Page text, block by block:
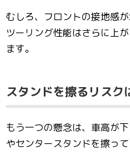
むしろ、フロントの接地感
ツーリング性能はさらに上
ます。
スタンドを擦るリスク
もう一つの懸念は、車高が
やセンタースタンドを擦って